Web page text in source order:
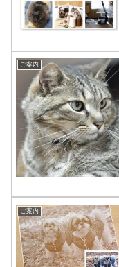
ご案内
ご案内